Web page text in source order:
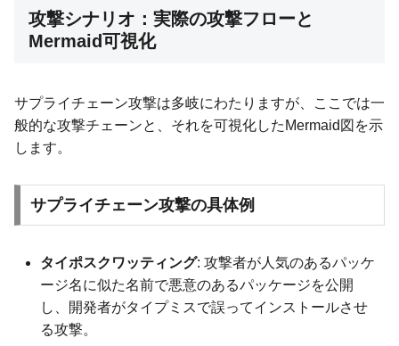
攻撃シナリオ：実際の攻撃フローと
Mermaid可視化
サプライチェーン攻撃は多岐にわたりますが、ここでは一
般的な攻撃チェーンと、それを可視化したMermaid図を示
します。
サプライチェーン攻撃の具体例
タイポスクワッティング: 攻撃者が人気のあるパッケ
ージ名に似た名前で悪意のあるパッケージを公開
し、開発者がタイプミスで誤ってインストールさせ
る攻撃。